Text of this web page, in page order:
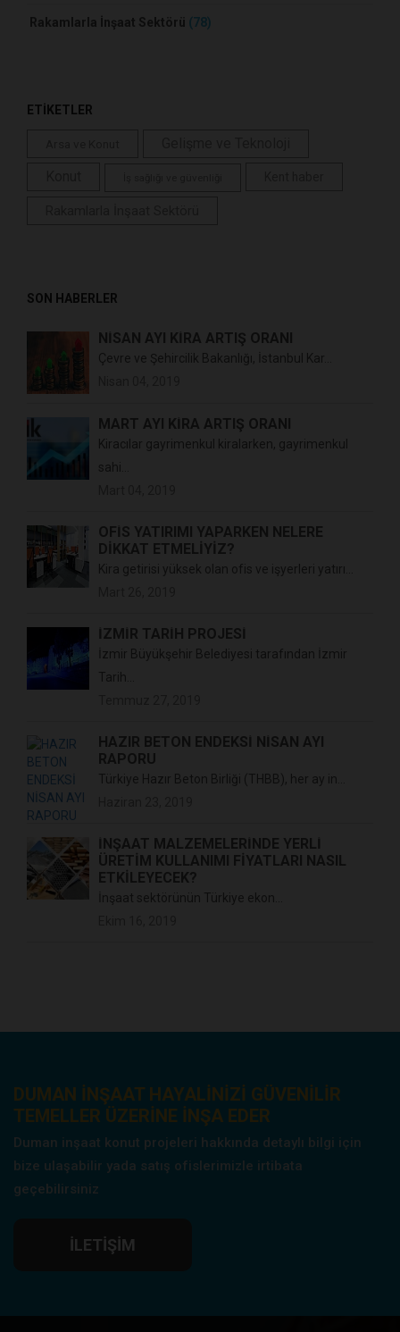
Rakamlarla İnşaat Sektörü (78)
ETİKETLER
SON HABERLER
NİSAN AYI KİRA ARTIŞ ORANI
Çevre ve Şehircilik Bakanlığı, İstanbul Kar...
MART AYI KİRA ARTIŞ ORANI
Kiracılar gayrimenkul kiralarken, gayrimenkul
sahi...
OFİS YATIRIMI YAPARKEN NELERE
DİKKAT ETMELİYİZ?
Kira getirisi yüksek olan ofis ve işyerleri yatırı...
İZMİR TARİH PROJESİ
İzmir Büyükşehir Belediyesi tarafından İzmir
Tarih...
HAZIR BETON ENDEKSİ NİSAN AYI
RAPORU
Türkiye Hazır Beton Birliği (THBB), her ay in...
İNŞAAT MALZEMELERİNDE YERLİ
ÜRETİM KULLANIMI FİYATLARI NASIL
ETKİLEYECEK?
İnşaat sektörünün Türkiye ekon...
DUMAN INŞAAT HAYALINIZI GÜVENILIR
TEMELLER ÜZERINE INŞA EDER
Duman inşaat konut projeleri hakkında detaylı bilgi için
bize ulaşabilir yada satış ofislerimizle irtibata
geçebilirsiniz
İLETIŞIM